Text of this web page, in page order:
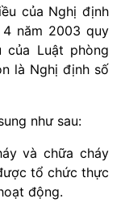
của Nghị định
năm 2003 quy
Luật phòng
là Nghị định số
như sau:
và chữa cháy
tổ chức thực
động.